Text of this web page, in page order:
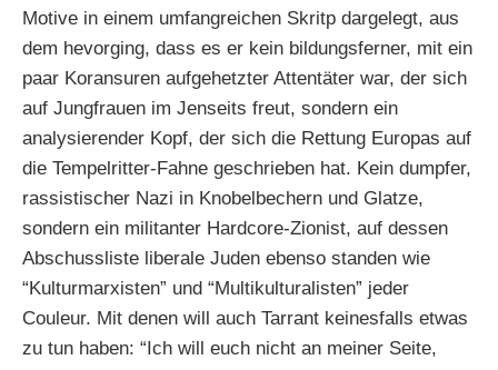
Motive in einem umfangreichen Skritp dargelegt, aus
dem hevorging, dass es er kein bildungsferner, mit ein
paar Koransuren aufgehetzter Attentäter war, der sich
auf Jungfrauen im Jenseits freut, sondern ein
analysierender Kopf, der sich die Rettung Europas auf
die Tempelritter-Fahne geschrieben hat. Kein dumpfer,
rassistischer Nazi in Knobelbechern und Glatze,
sondern ein militanter Hardcore-Zionist, auf dessen
Abschussliste liberale Juden ebenso standen wie
“Kulturmarxisten” und “Multikulturalisten” jeder
Couleur. Mit denen will auch Tarrant keinesfalls etwas
zu tun haben: “Ich will euch nicht an meiner Seite,